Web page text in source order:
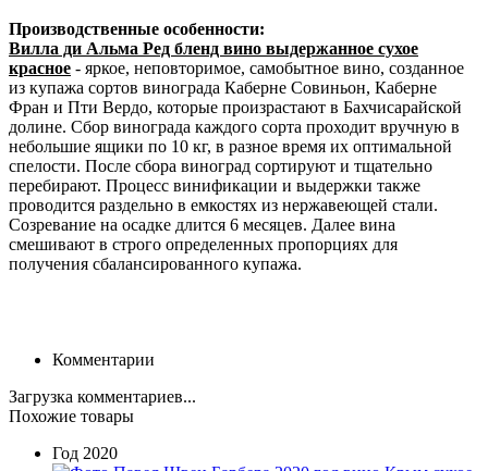
Производственные особенности:
Вилла ди Альма Ред бленд вино выдержанное сухое
красное - яркое, неповторимое, самобытное вино, созданное
из купажа сортов винограда Каберне Совиньон, Каберне
Фран и Пти Вердо, которые произрастают в Бахчисарайской
долине. Сбор винограда каждого сорта проходит вручную в
небольшие ящики по 10 кг, в разное время их оптимальной
спелости. После сбора виноград сортируют и тщательно
перебирают. Процесс винификации и выдержки также
проводится раздельно в емкостях из нержавеющей стали.
Созревание на осадке длится 6 месяцев. Далее вина
смешивают в строго определенных пропорциях для
получения сбалансированного купажа.
Комментарии
Загрузка комментариев...
Похожие товары
Год 2020